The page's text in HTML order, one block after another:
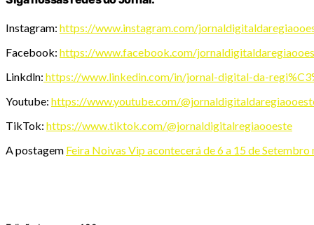
Instagram: https://www.instagram.com/
Facebook: https://www.facebook.com/
Linkdln: https://www.linkedin.com/in/jornal-digital-da-
Youtube: https://www.youtube.com/
TikTok: https://www.tiktok.com/@jornaldigitalregiaooeste
A postagem Feira Noivas Vip acontecerá de 6 a 15 de